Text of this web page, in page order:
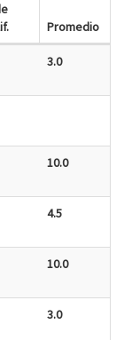
Promedio
3.0
10.0
4.5
10.0
3.0